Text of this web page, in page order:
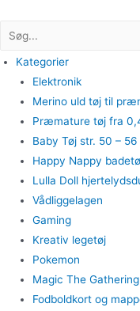
Kategorier
Elektronik
Merino uld tøj til
Præmature tøj fra
Baby Tøj str. 50 – 56
Happy Nappy
Lulla Doll
Vådliggelagen
Gaming
Kreativ legetøj
Pokemon
Magic The
Fodboldkort og